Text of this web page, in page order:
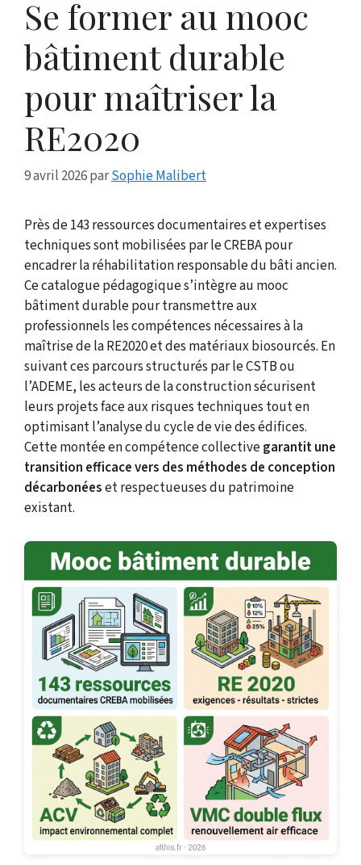
Se former au mooc
bâtiment durable
pour maîtriser la
RE2020
9 avril 2026parSophie Malibert
Près de 143 ressources documentaires et expertises
techniques sont mobilisées par le CREBA pour
encadrer la réhabilitation responsable du bâti ancien.
Ce catalogue pédagogique s’intègre au mooc
bâtiment durable pour transmettre aux
professionnels les compétences nécessaires à la
maîtrise de la RE2020 et des matériaux biosourcés. En
suivant ces parcours structurés par le CSTB ou
l’ADEME, les acteurs de la construction sécurisent
leurs projets face aux risques techniques tout en
optimisant l’analyse du cycle de vie des édifices.
Cette montée en compétence collectivegarantit une
transition efficace vers des méthodes de conception
décarbonéeset respectueuses du patrimoine
existant.